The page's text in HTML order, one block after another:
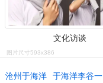
文化访谈
图片尺寸593x386
沧州于海洋 于海洋李谷一